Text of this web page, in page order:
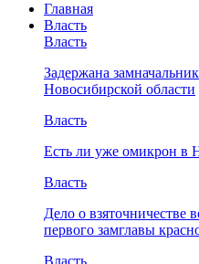
Главная
Власть
Власть
Задержана
Новосибирской области
Власть
Есть ли уже омикрон в
Власть
Дело о взяточничестве
первого замглавы
Власть